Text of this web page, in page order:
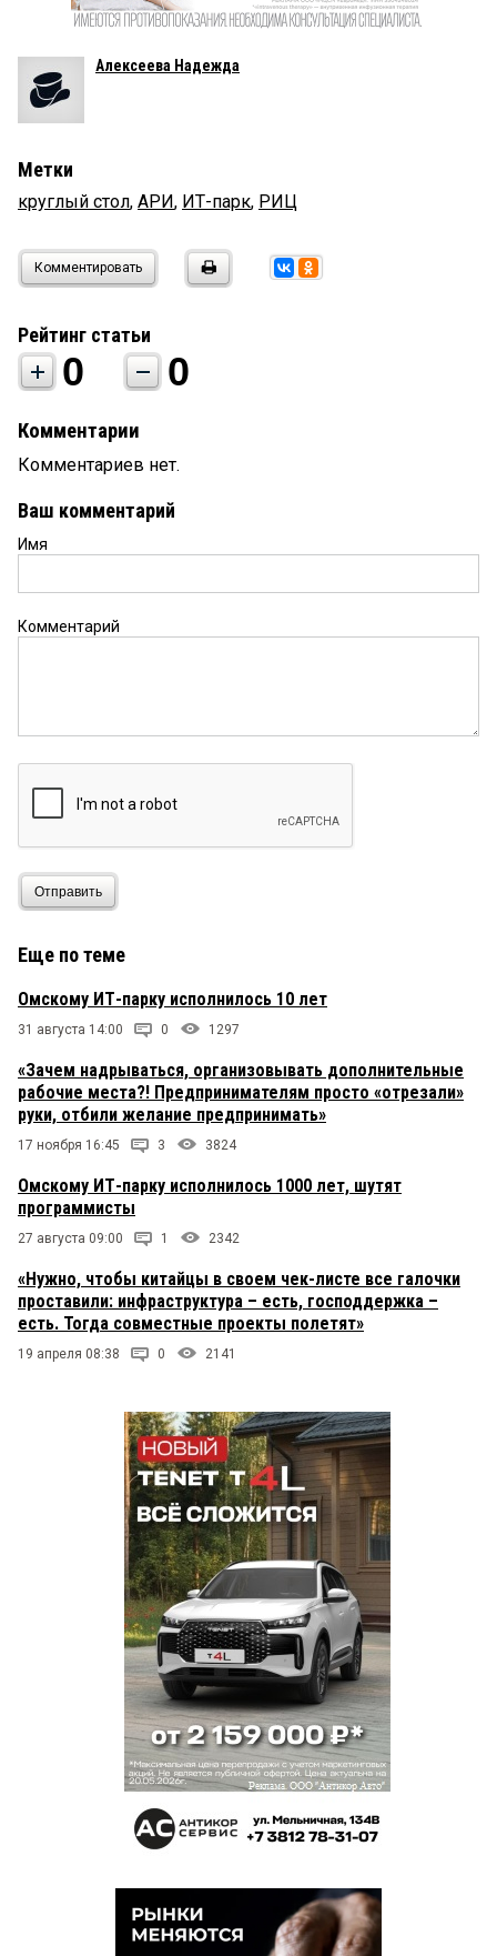
Алексеева Надежда
Метки
круглый стол, АРИ, ИТ-парк, РИЦ
Комментировать
Рейтинг статьи
0 0
Комментарии
Комментариев нет.
Ваш комментарий
Имя
Комментарий
Отправить
Еще по теме
Омскому ИТ-парку исполнилось 10 лет
31 августа 14:00 0 1297
«Зачем надрываться, организовывать дополнительные
рабочие места?! Предпринимателям просто «отрезали»
руки, отбили желание предпринимать»
17 ноября 16:45 3 3824
Омскому ИТ-парку исполнилось 1000 лет, шутят
программисты
27 августа 09:00 1 2342
«Нужно, чтобы китайцы в своем чек-листе все галочки
проставили: инфраструктура – есть, господдержка –
есть. Тогда совместные проекты полетят»
19 апреля 08:38 0 2141